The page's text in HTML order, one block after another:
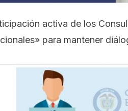
activa de los
para mantener